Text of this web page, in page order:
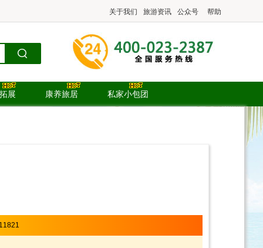
关于我们 旅游资讯 公众号 帮助
展 康养旅居 私家小包团